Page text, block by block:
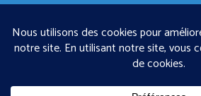
SUIVEZ-NOUS